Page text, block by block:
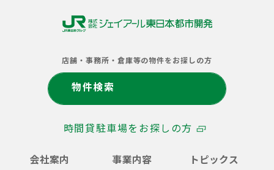
会
社
ェ
ア
ル
東
店舗・事務所・倉庫等の物件をお探しの方
物件検索
時間貸駐車場をお探しの方
会社案内 事業内容 トピックス